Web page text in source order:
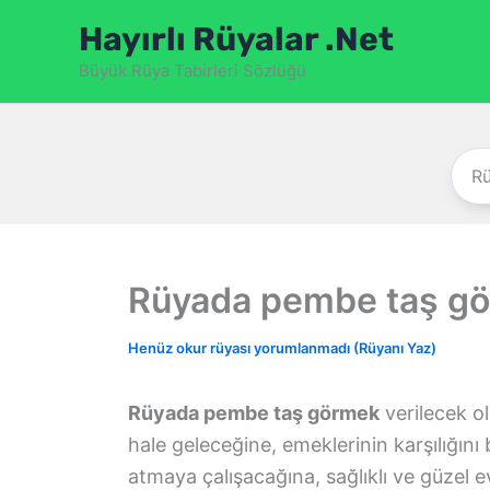
Hayırlı Rüyalar .Net
Büyük Rüya Tabirleri Sözlüğü
Rüyada pembe taş
Henüz okur rüyası yorumlanmadı (Rüyanı Yaz)
Rüyada pembe taş görmek verilecek
hale geleceğine, emeklerinin
atmaya çalışacağına, sağlıklı ve